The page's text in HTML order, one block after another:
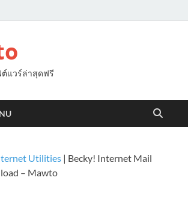
แวร์ล่าสุดฟรี
Utilities | Becky! Internet Mail
– Mawto